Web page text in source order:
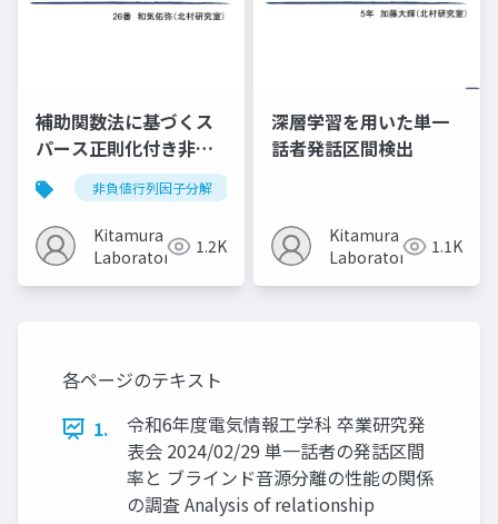
補助関数法に基づくス
パース正則化付き非負
値行列因子分解と行列
補完への応用
非負値行列因子分解
Kitamura
Laboratory
1.2K
深層学習を用いた単一
話者発話区間検出
Kitamura
Laboratory
1.1K
各ページのテキスト
1.
令和6年度電気情報工学科 卒業研究発
表会 2024/02/29 単一話者の発話区間
率と ブラインド音源分離の性能の関係
の調査 Analysis of relationship